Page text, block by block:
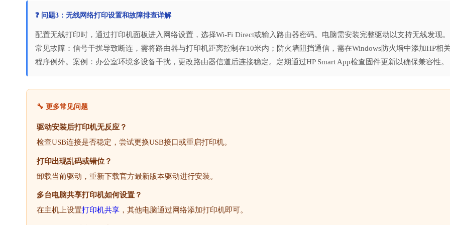
❓ 问题3：无线网络打印设置和故障排查详解
配置无线打印时，通过打印机面板进入网络设置，选择Wi-Fi Direct或输入路由器密码。电脑需安装完整驱动以支持无线发现。
常见故障：信号干扰导致断连，需将路由器与打印机距离控制在10米内；防火墙阻挡通信，需在Windows防火墙中添加HP相
程序例外。案例：办公室环境多设备干扰，更改路由器信道后连接稳定。定期通过HP Smart App检查固件更新以确保兼容性。
🔧 更多常见问题
驱动安装后打印机无反应？
检查USB连接是否稳定，尝试更换USB接口或重启打印机。
打印出现乱码或错位？
卸载当前驱动，重新下载官方最新版本驱动进行安装。
多台电脑共享打印机如何设置？
在主机上设置打印机共享 ，其他电脑通过网络添加打印机即可。